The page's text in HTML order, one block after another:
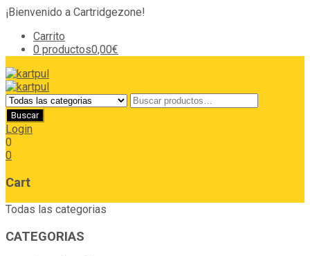
¡Bienvenido a Cartridgezone!
Carrito
0 productos0,00€
Login
0
0
Cart
Todas las categorias
CATEGORIAS